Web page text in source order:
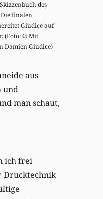
des
finalen
Giudice auf
(Foto: © Mit
Damien Giudice)
aus
und
man schaut,
ich frei
Drucktechnik